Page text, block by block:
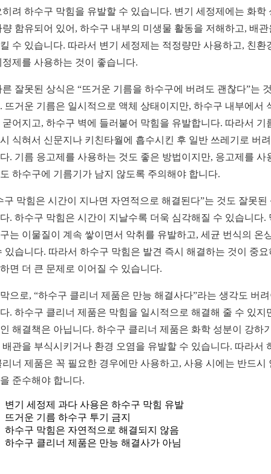
히려 하수구 막힘을 유발할 수 있습니다. 변기 세정제에는 화학
량 함유되어 있어, 하수구 내부의 미생물 활동을 저해하고, 배관
수 있습니다. 따라서 변기 세정제는 적정량만 사용하고, 친환
정제를 사용하는 것이 좋습니다.
른 잘못된 상식은 “뜨거운 기름을 하수구에 버려도 괜찮다”는
뜨거운 기름은 일시적으로 액체 상태이지만, 하수구 내부에서
굳어지고, 하수구 벽에 들러붙어 막힘을 유발합니다. 따라서 기
식혀서 신문지나 키친타월에 흡수시킨 후 일반 쓰레기로 버
. 기름 응고제를 사용하는 것도 좋은 방법이지만, 응고제를 사
하수구에 기름기가 남지 않도록 주의해야 합니다.
구 막힘은 시간이 지나면 자연적으로 해결된다”는 것도 잘못된
. 하수구 막힘은 시간이 지날수록 더욱 심각해질 수 있습니다.
는 이물질이 계속 쌓이면서 악취를 유발하고, 세균 번식의 온
있습니다. 따라서 하수구 막힘은 발견 즉시 해결하는 것이 중요
면 더 큰 문제로 이어질 수 있습니다.
으로, “하수구 클리너 제품은 만능 해결사다”라는 생각도 버
. 하수구 클리너 제품은 막힘을 일시적으로 해결해 줄 수 있지
해결책은 아닙니다. 하수구 클리너 제품은 화학 성분이 강하
배관을 부식시키거나 환경 오염을 유발할 수 있습니다. 따라서
리너 제품은 꼭 필요한 경우에만 사용하고, 사용 시에는 반드시
준수해야 합니다.
변기 세정제 과다 사용은 하수구 막힘 유발
뜨거운 기름 하수구 투기 금지
하수구 막힘은 자연적으로 해결되지 않음
하수구 클리너 제품은 만능 해결사가 아님